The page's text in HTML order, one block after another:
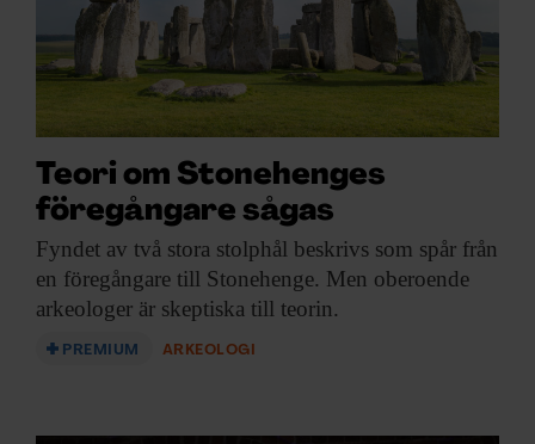
Teori om Stonehenges
föregångare sågas
Fyndet av två stora stolphål beskrivs som spår från
en föregångare till Stonehenge. Men oberoende
arkeologer är skeptiska till teorin.
PREMIUM ARKEOLOGI